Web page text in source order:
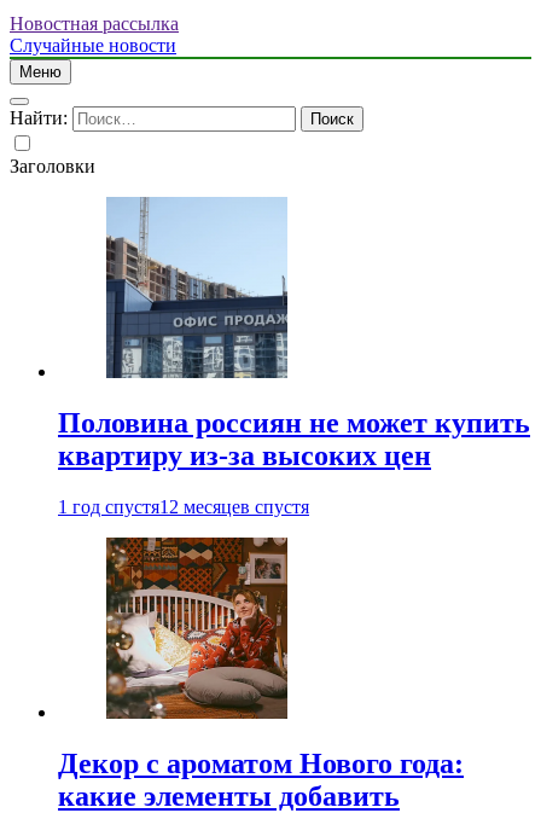
Новостная рассылка
Случайные новости
Меню
Найти:
Заголовки
Половина россиян не может купить
квартиру из-за высоких цен
1 год спустя12 месяцев спустя
Декор с ароматом Нового года:
какие элементы добавить